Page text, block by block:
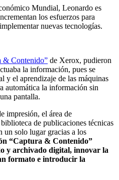
Mundial, Leonardo es
los esfuerzos para
nuevas tecnologías.
& Contenido” de Xerox, pudieron
la información, pues se
y el aprendizaje de las máquinas
automática la información sin
pantalla.
impresión, el área de
de publicaciones técnicas
un solo lugar gracias a los
“Captura & Contenido”
y archivado digital, innovar la
formato e introducir la